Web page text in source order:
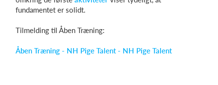
fundamentet er solidt.
Tilmelding til Åben Træning:
Åben Træning - NH Pige Talent - NH Pige Talent